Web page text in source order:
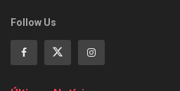
Follow Us